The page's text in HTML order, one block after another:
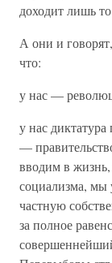
доходит лишь
А они и
что:
у нас —
у нас
—
вводим в
социализма, мы
частную
за полное